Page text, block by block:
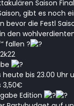
Saison
gibt es noch
bevor die Festl
den
fallen ?
heute bis 23.00 Uhr
3,50€
Edition